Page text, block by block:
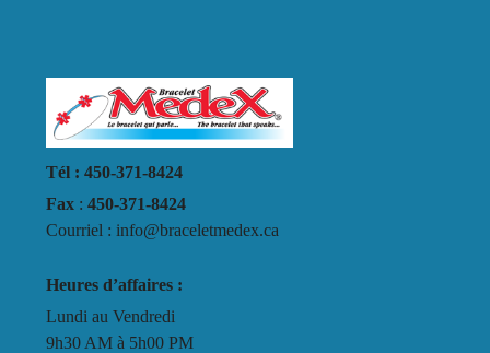
Tél : 450-371-8424
Fax : 450-371-8424
Courriel : info@braceletmedex.ca
Heures d’affaires :
Lundi au Vendredi
9h30 AM à 5h00 PM